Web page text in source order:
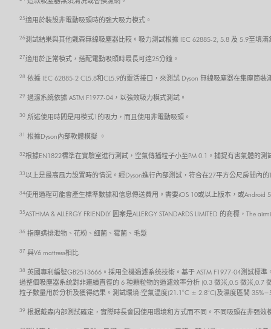
25適用於裝設非電動吸頭時的強大吸力模式。
26 測試結果與其他戴森無線吸塵器比較。吸力測試根據 IEC 62885-2, 5.8 及 5.9至填
27適用於正常模式，搭配電動吸頭時最長可達25分鐘。
28 依據 IEC 62885-2 CL5.8和CL5.9的靈活接口，來測試 Dyson 無線吸塵器在集塵筒
29 過濾系統依據 ASTM F1977-04，以強效吸力模式測試。
30 所述使用時間是用模式1的吸力，而且使用非電動吸頭。
31 根據Dyson內部軟體模擬 。
32根據EN1822標準在實驗室進行測試，空氣傳播粒子小至PM 0.1。捕捉有害氣體的
33以上是最高風力設置時的情況。經Dyson進行內部測試，符合在27平方公尺房間內
34使用過程可能會產生標準數據和信息傳送費用。需要iOS 10或以上版本，或
35ASTHMA & ALLERGY FRIENDLY 圖案是ALLERGY STANDARDS LIMITED 的商標，The
36 指塵螨排泄物、花粉、细菌、霉菌、毛髮
37 與V6 mattress相比
38 英國專利編號GB2513666。採用全機過濾系统技術。基于 ASTM F1977-04測試
過整個吸塵器系统對非連續直徑的 6 種顆粒物的過濾效率分析 (0.3 微米,0.5 微米
粒子數量用於分析及獲得结果。測試環境:空氣温度(21.1°C ± 2.8°C)及濕度區間
39 根据戴森内部測試確定，實際時長會因使用環境和方式而不同。不同吸頭在非强